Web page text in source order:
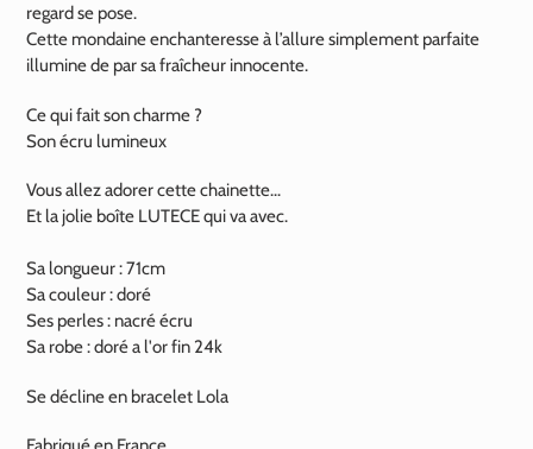
regard se pose.
Cette mondaine enchanteresse à l’allure simplement parfaite
illumine de par sa fraîcheur innocente.
Ce qui fait son charme ?
Son écru lumineux
Vous allez adorer cette chainette...
Et la jolie boîte LUTECE qui va avec.
Sa longueur : 71cm
Sa couleur : doré
Ses perles : nacré écru
Sa robe : doré a l'or fin 24k
Se décline en bracelet Lola